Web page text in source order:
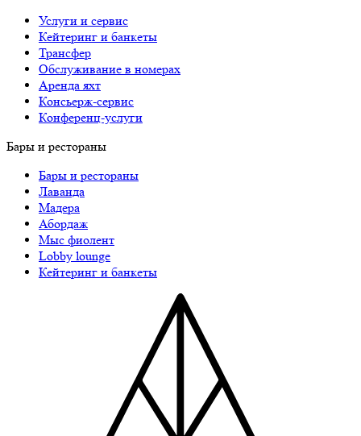
Услуги и сервис
Кейтеринг и банкеты
Трансфер
Обслуживание в номерах
Аренда яхт
Консьерж-сервис
Конференц-услуги
Бары и рестораны
Бары и рестораны
Лаванда
Мадера
Абордаж
Мыс фиолент
Lobby lounge
Кейтеринг и банкеты